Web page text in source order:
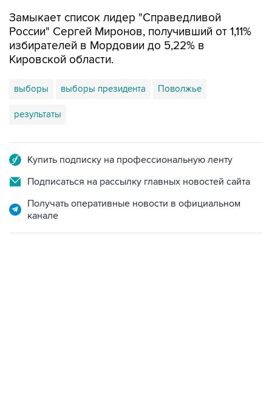
Замыкает список лидер "Справедливой
России" Сергей Миронов, получивший от 1,11%
избирателей в Мордовии до 5,22% в
Кировской области.
выборы выборы президента Поволжье
результаты
Купить подписку на профессиональную ленту
Подписаться на рассылку главных новостей сайта
Получать оперативные новости в официальном
канале